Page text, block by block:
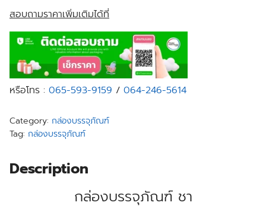
สอบถามราคาเพิ่มเติมได้ที่
หรือโทร : 065-593-9159 / 064-246-5614
Category: กล่องบรรจุภัณฑ์
Tag: กล่องบรรจุภัณฑ์
Description
กล่องบรรจุภัณฑ์ ชา